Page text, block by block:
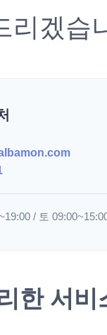
리겠습
/ 토
한 서